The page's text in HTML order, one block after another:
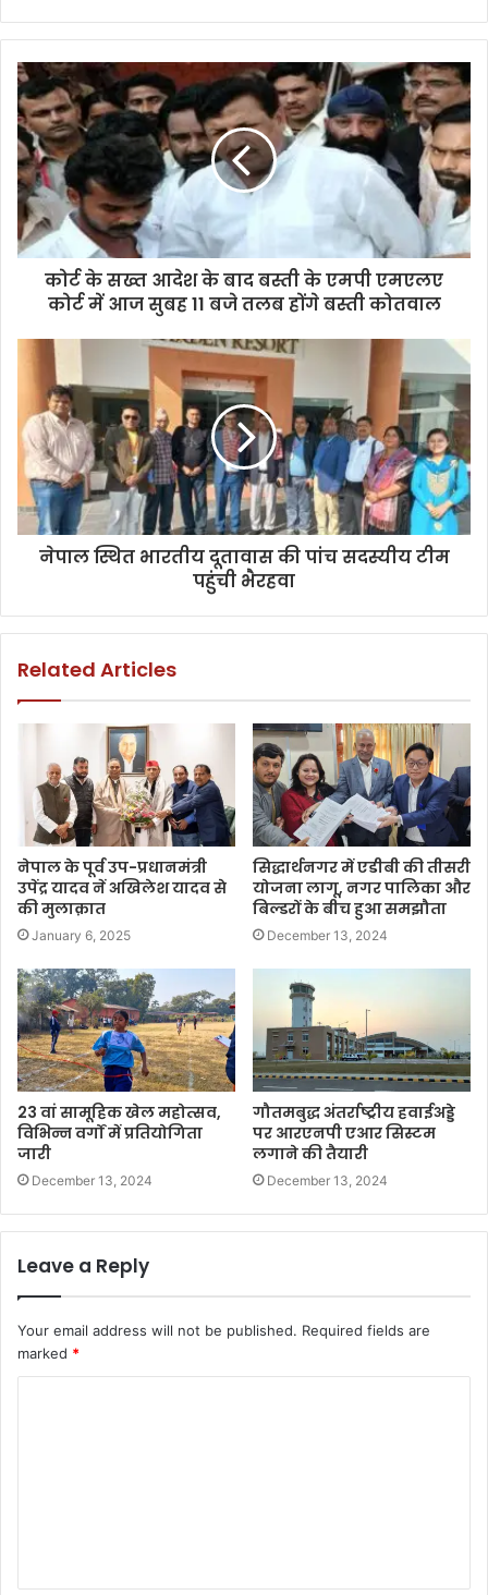
कोर्ट के सख्त आदेश के बाद बस्ती के एमपी एमएलए
कोर्ट में आज सुबह 11 बजे तलब होंगे बस्ती कोतवाल
नेपाल स्थित भारतीय दूतावास की पांच सदस्यीय टीम
पहुंची भैरहवा
Related Articles
नेपाल के पूर्व उप-प्रधानमंत्री
उपेंद्र यादव नें अखिलेश यादव से
की मुलाक़ात
January 6, 2025
सिद्धार्थनगर में एडीबी की तीसरी
योजना लागू, नगर पालिका और
बिल्डरों के बीच हुआ समझौता
December 13, 2024
23 वां सामूहिक खेल महोत्सव,
विभिन्न वर्गों में प्रतियोगिता
जारी
December 13, 2024
गौतमबुद्ध अंतर्राष्ट्रीय हवाईअड्डे
पर आरएनपी एआर सिस्टम
लगाने की तैयारी
December 13, 2024
Leave a Reply
Your email address will not be published. Required fields are
marked *